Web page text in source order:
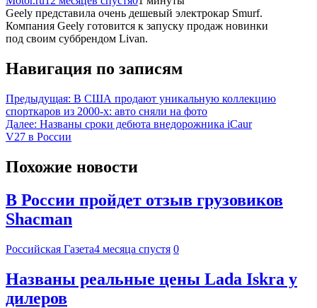
Geely представила очень дешевый электрокар Smurf.
Компания Geely готовится к запуску продаж новинки
под своим суббрендом Livan.
Навигация по записям
Предыдущая: В США продают уникальную коллекцию
спорткаров из 2000-х: авто сняли на фото
Далее: Названы сроки дебюта внедорожника iCaur
V27 в России
Похожие новости
В России пройдет отзыв грузовиков
Shacman
Российская Газета4 месяца спустя 0
Названы реальные цены Lada Iskra у
дилеров